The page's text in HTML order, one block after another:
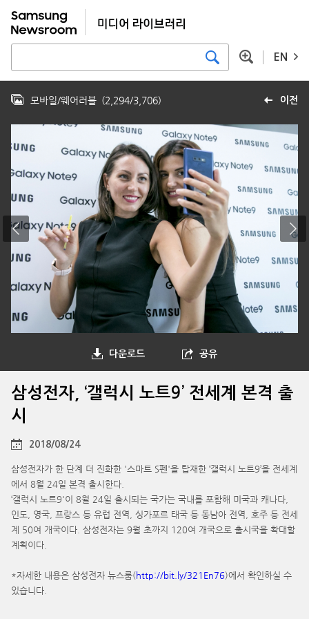
EN
이전
모바일/웨어러블 (2,294/3,706)
다운로드 공유
삼성전자, ‘갤럭시 노트9’ 전세계 본격 출
시
2018/08/24
삼성전자가 한 단계 더 진화한 '스마트 S펜'을 탑재한 ‘갤럭시 노트9’을 전세계
에서 8월 24일 본격 출시한다.
‘갤럭시 노트9'이 8월 24일 출시되는 국가는 국내를 포함해 미국과 캐나다,
인도, 영국, 프랑스 등 유럽 전역, 싱가포르 태국 등 동남아 전역, 호주 등 전세
계 50여 개국이다. 삼성전자는 9월 초까지 120여 개국으로 출시국을 확대할
계획이다.
*자세한 내용은 삼성전자 뉴스룸(http://bit.ly/321En76)에서 확인하실 수
있습니다.